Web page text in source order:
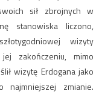
sił zbrojnych w
stanowiska liczono,
wizyty
zakończeniu, mimo
wizytę Erdogana jako
najmniejszej zmianie.